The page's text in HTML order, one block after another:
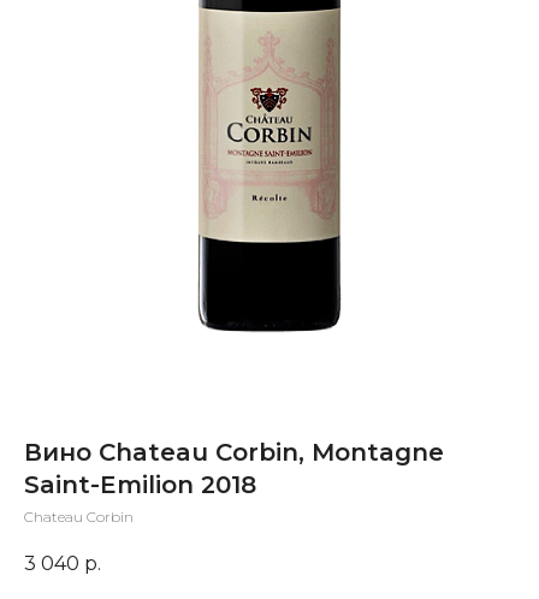
Вино Chateau Corbin, Montagne
Saint-Emilion 2018
Chateau Corbin
3 040 р.